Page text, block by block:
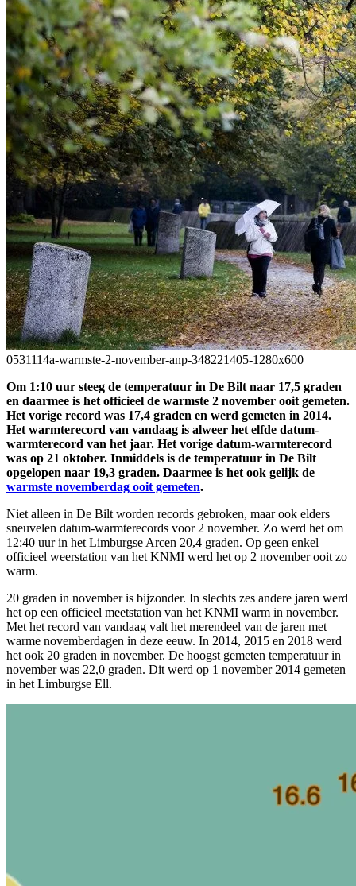
0531114a-warmste-2-november-anp-348221405-1280x600
Om 1:10 uur steeg de temperatuur in De Bilt naar 17,5 graden
en daarmee is het officieel de warmste 2 november ooit gemeten.
Het vorige record was 17,4 graden en werd gemeten in 2014.
Het warmterecord van vandaag is alweer het elfde datum-
warmterecord van het jaar. Het vorige datum-warmterecord
was op 21 oktober. Inmiddels is de temperatuur in De Bilt
opgelopen naar 19,3 graden. Daarmee is het ook gelijk de
warmste novemberdag ooit gemeten.
Niet alleen in De Bilt worden records gebroken, maar ook elders
sneuvelen datum-warmterecords voor 2 november. Zo werd het om
12:40 uur in het Limburgse Arcen 20,4 graden. Op geen enkel
officieel weerstation van het KNMI werd het op 2 november ooit zo
warm.
20 graden in november is bijzonder. In slechts zes andere jaren werd
het op een officieel meetstation van het KNMI warm in november.
Met het record van vandaag valt het merendeel van de jaren met
warme novemberdagen in deze eeuw. In 2014, 2015 en 2018 werd
het ook 20 graden in november. De hoogst gemeten temperatuur in
november was 22,0 graden. Dit werd op 1 november 2014 gemeten
in het Limburgse Ell.